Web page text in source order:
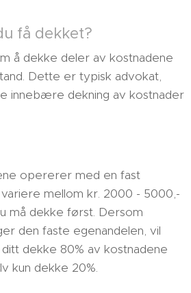
få dekket?
å dekke deler av kostnadene
Dette er typisk advokat,
innebære dekning av kostnader
opererer med en fast
variere mellom kr. 2000 - 5000,-
må dekke først. Dersom
den faste egenandelen, vil
dekke 80% av kostnadene
kun dekke 20%.